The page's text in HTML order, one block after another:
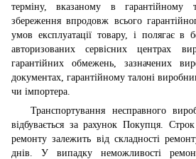
терміну, вказаному в
збереження впродовж всього
умов експлуатації товару, і полягає в
авторизованих сервісних центрах
гарантійних обмежень, зазначених
документах, гарантійному талоні
чи імпортера.
Транспортування несправного
відбувається за рахунок Покупця.
ремонту залежить від складності
днів. У випадку неможливості